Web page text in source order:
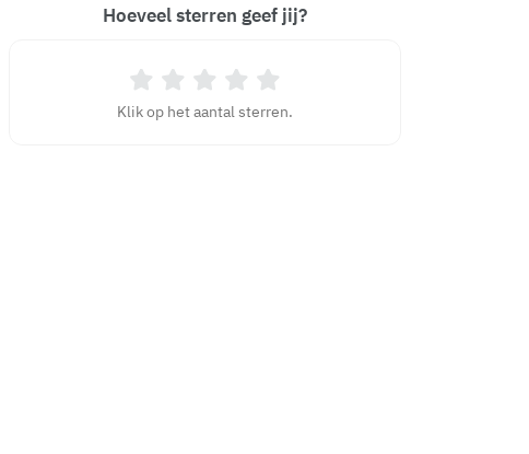
Hoeveel sterren geef jij?
Klik op het aantal sterren.